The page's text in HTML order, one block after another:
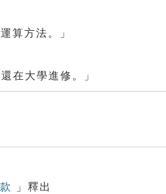
算方法。」
在大學進修。」
」釋出